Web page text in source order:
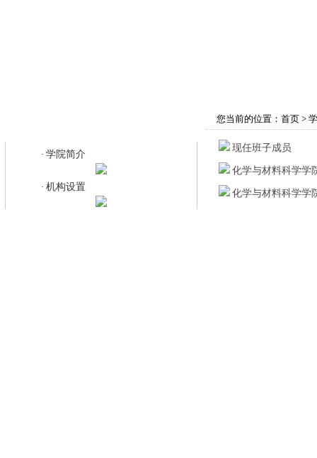
· 学院简介
· 机构设置
您当前的位置： 首页 >
现任班子成员
化学与材料科学学
化学与材料科学学